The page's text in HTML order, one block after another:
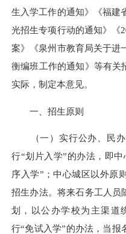
生入学工作的通知》《福建
光招生专项行动的通知》《
案》《泉州市教育局关于进
衡编班工作的通知》等有关
实际，制定本意见。
一、招生原则
（一）实行公办、民办
行“划片入学”的办法，即
序入学”；中心城区以外原
招生办法。将来石务工人员
划，以公办学校为主渠道
行“免试入学”的办法，当